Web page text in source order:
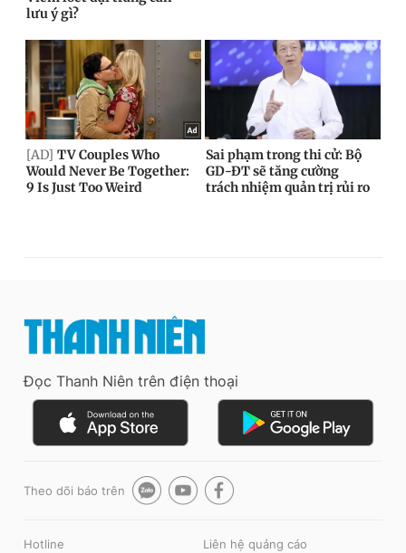
Đọc Thanh Niên trên điện thoại
Theo dõi báo trên
Hotline Liên hệ quảng cáo